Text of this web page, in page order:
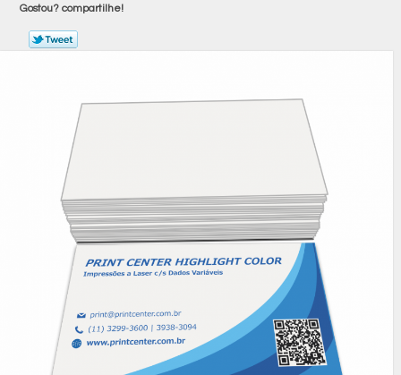
Gostou? compartilhe!